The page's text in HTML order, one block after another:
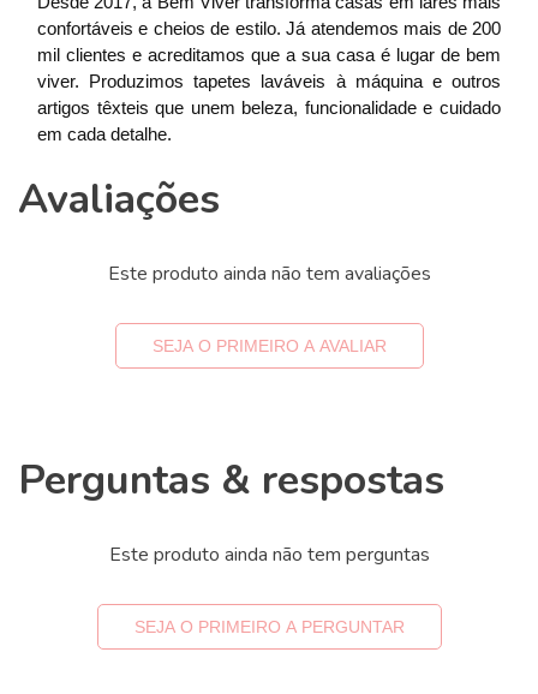
confortáveis e cheios de estilo. Já atendemos mais de 200
mil clientes e acreditamos que a sua casa é lugar de bem
viver. Produzimos tapetes laváveis à máquina e outros
artigos têxteis que unem beleza, funcionalidade e cuidado
em cada detalhe.
Avaliações
Este produto ainda não tem avaliações
SEJA O PRIMEIRO A AVALIAR
Perguntas & respostas
Este produto ainda não tem perguntas
SEJA O PRIMEIRO A PERGUNTAR